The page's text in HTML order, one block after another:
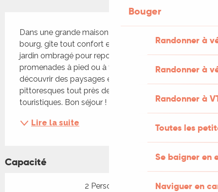
Bouger
Randonner à
Randonner à
Randonner à
Toutes les
Se baigner en
Naviguer en
Dans une grande maison ancienne à la sortie du
bourg, gîte tout confort et calme avec espace
jardin ombragé pour repos ou pique nique. Des
promenades à pied ou à vélo vous feront
découvrir des paysages et des villages
pittoresques tout près des grands lieux
touristiques. Bon séjour !
Lire la suite
Capacité
2 Personne(s)